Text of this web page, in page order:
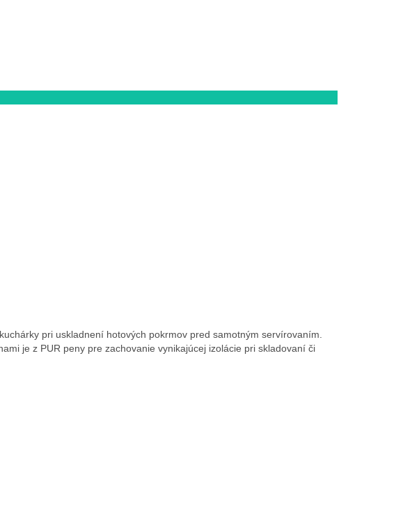
pri uskladnení hotových pokrmov pred samotným servírovaním.
je z PUR peny pre zachovanie vynikajúcej izolácie pri skladovaní či